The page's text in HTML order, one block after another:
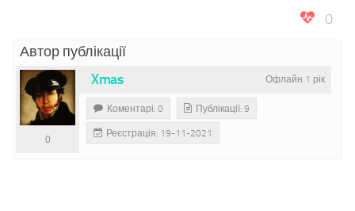
0
Автор публікації
Офлайн 1 рік
Xmas
0
Коментарі: 0 Публікації: 9
Реєстрація: 19-11-2021